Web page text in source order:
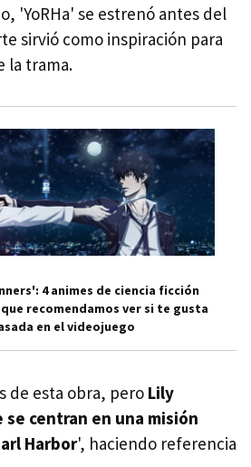
'YoRHa' se estrenó antes del
sirvió como inspiración para
la trama.
4 animes de ciencia ficción
recomendamos ver si te gusta
en el videojuego
de esta obra, pero Lily
se centran en una misión
Harbor', haciendo referencia